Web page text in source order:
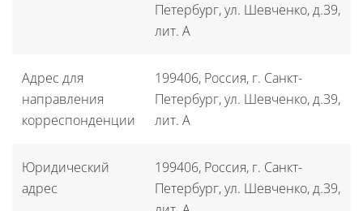
Петербург, ул. Шевченко, д.39,
лит. А
Адрес для
направления
корреспонденции
199406, Россия, г. Санкт-
Петербург, ул. Шевченко, д.39,
лит. А
Юридический
адрес
199406, Россия, г. Санкт-
Петербург, ул. Шевченко, д.39,